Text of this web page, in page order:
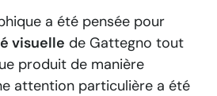
a été pensée pour
visuelle de Gattegno tout
produit de manière
attention particulière a été